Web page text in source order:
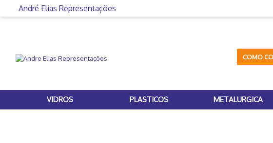
André Elias Representações
COMO
VIDROS PLASTICOS METALURGICA